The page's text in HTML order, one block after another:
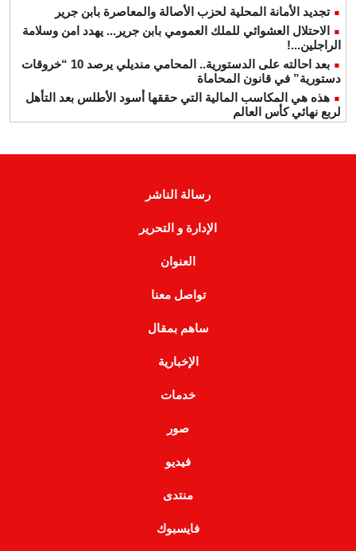
تجديد الأمانة المحلية لحزب الأصالة والمعاصرة بابن جرير
الاحتلال العشوائي للملك العمومي بابن جرير... يهدد امن وسلامة
الراجلين...!
بعد احالته على الدستورية.. المحامي منديلي يرصد 10 “خروقات
دستورية” في قانون المحاماة
هذه هي المكاسب المالية التي حققها أسود الأطلس بعد التأهل
لربع نهائي كأس العالم
رسالة الناشر
الإدارة و التحرير
العنوان
تواصل معنا
ساهم بمقال
الإخبارية
خدمات
صور
فيديو
منتدى
فايسبوك